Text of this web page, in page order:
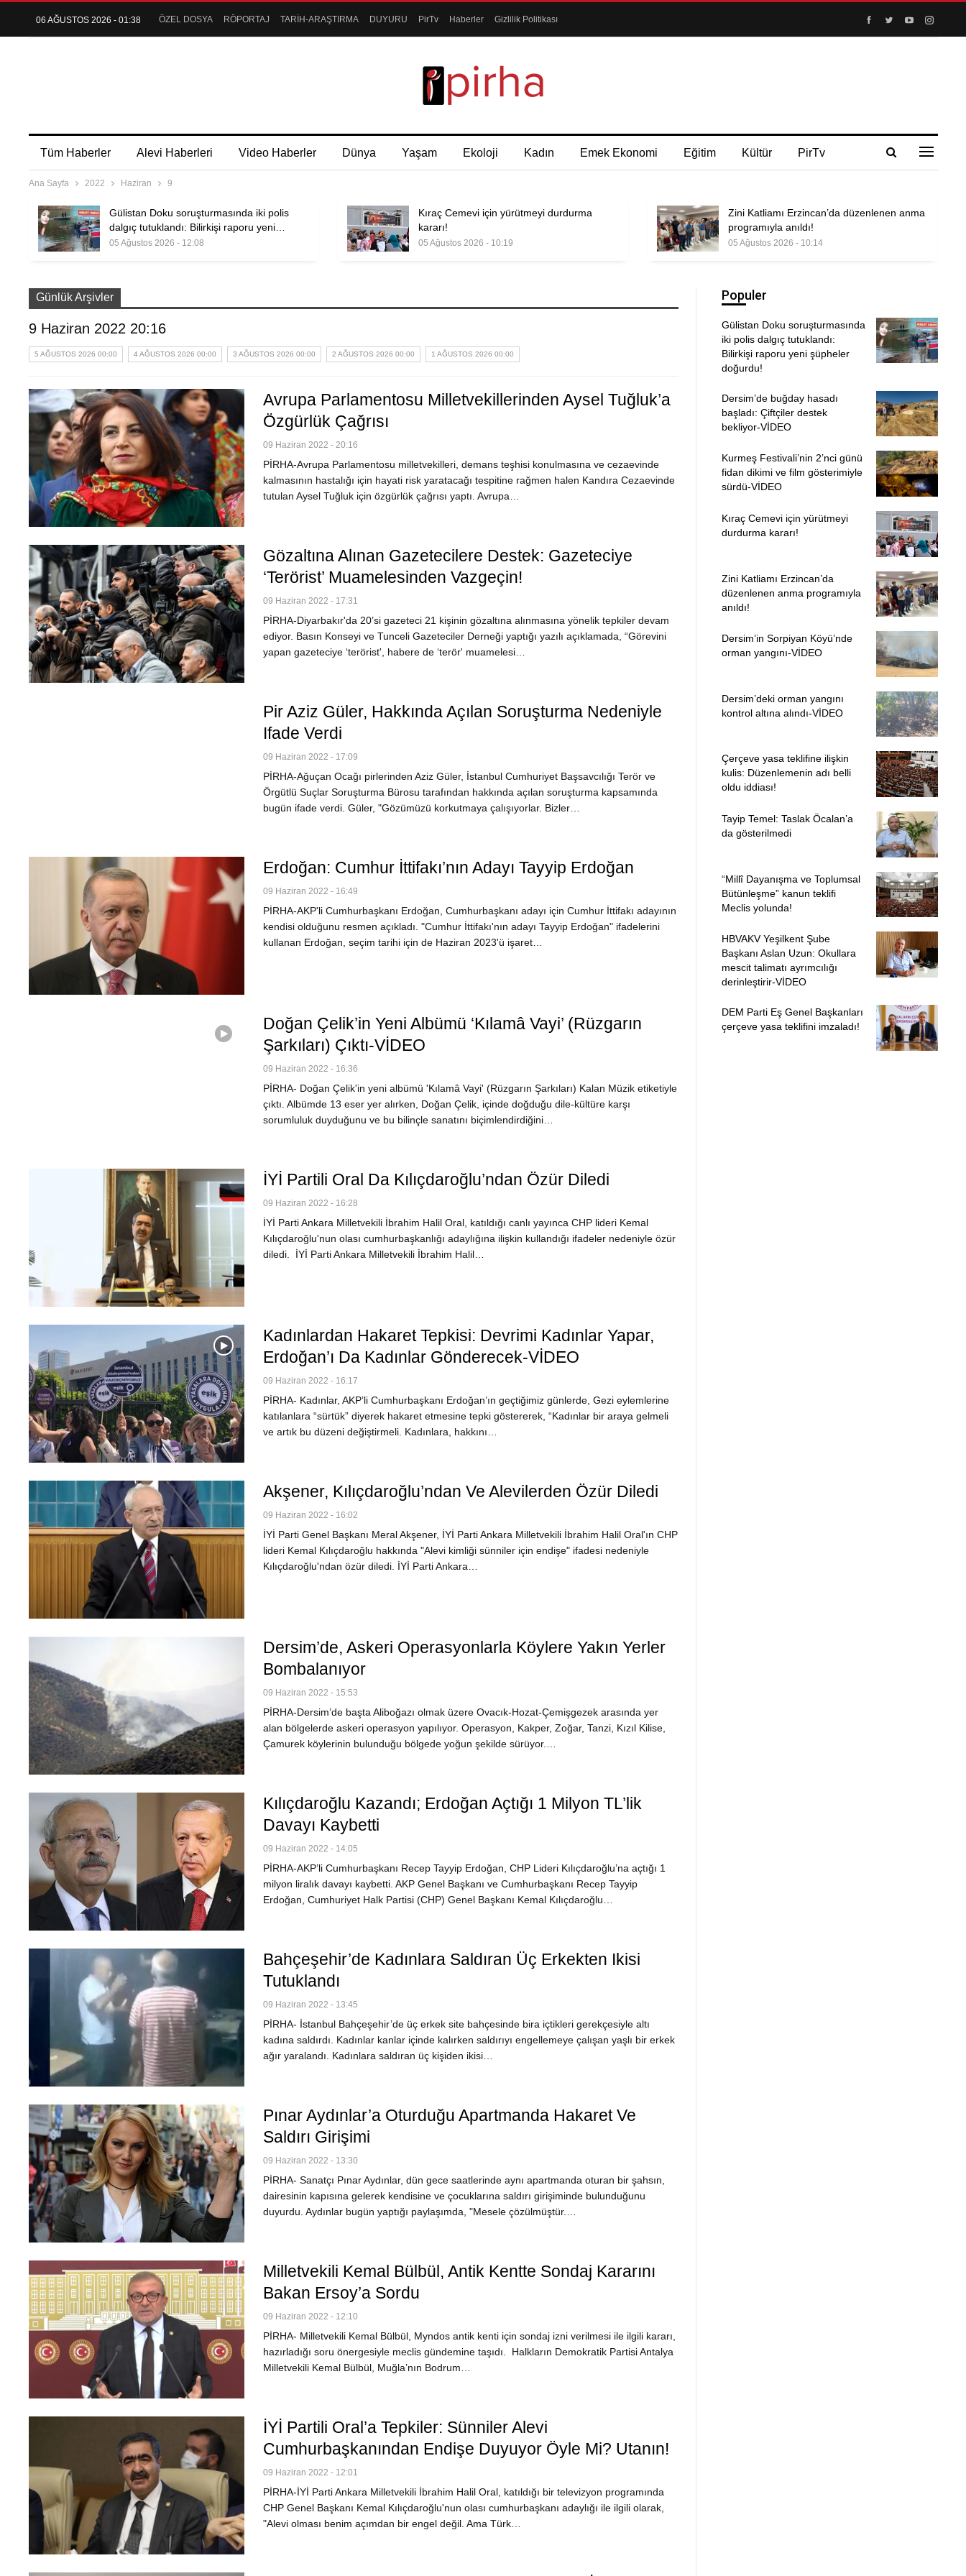
06 AĞUSTOS 2026 - 01:38 ÖZEL DOSYA RÖPORTAJ TARİH-ARAŞTIRMA DUYURU PirTv Haberler Gizlilik Politikası
Tüm Haberler Alevi Haberleri Video Haberler Dünya Yaşam Ekoloji Kadın Emek Ekonomi Eğitim Kültür PirTv
Ana Sayfa 2022 Haziran 9
Gülistan Doku soruşturmasında iki polis
dalgıç tutuklandı: Bilirkişi raporu yeni…
05 Ağustos 2026 - 12:08
Kıraç Cemevi için yürütmeyi durdurma
kararı!
05 Ağustos 2026 - 10:19
Zini Katliamı Erzincan’da düzenlenen anma
programıyla anıldı!
05 Ağustos 2026 - 10:14
Günlük Arşivler
9 Haziran 2022 20:16
5 AĞUSTOS 2026 00:00 4 AĞUSTOS 2026 00:00 3 AĞUSTOS 2026 00:00 2 AĞUSTOS 2026 00:00 1 AĞUSTOS 2026 00:00
Avrupa Parlamentosu Milletvekillerinden Aysel Tuğluk’a
Özgürlük Çağrısı
09 Haziran 2022 - 20:16
PİRHA-Avrupa Parlamentosu milletvekilleri, demans teşhisi konulmasına ve cezaevinde
kalmasının hastalığı için hayati risk yaratacağı tespitine rağmen halen Kandıra Cezaevinde
tutulan Aysel Tuğluk için özgürlük çağrısı yaptı. Avrupa…
Gözaltına Alınan Gazetecilere Destek: Gazeteciye
‘terörist’ Muamelesinden Vazgeçin!
09 Haziran 2022 - 17:31
PİRHA-Diyarbakır'da 20’si gazeteci 21 kişinin gözaltına alınmasına yönelik tepkiler devam
ediyor. Basın Konseyi ve Tunceli Gazeteciler Derneği yaptığı yazılı açıklamada, “Görevini
yapan gazeteciye ‘terörist', habere de ‘terör' muamelesi…
Pir Aziz Güler, Hakkında Açılan Soruşturma Nedeniyle
Ifade Verdi
09 Haziran 2022 - 17:09
PİRHA-Ağuçan Ocağı pirlerinden Aziz Güler, İstanbul Cumhuriyet Başsavcılığı Terör ve
Örgütlü Suçlar Soruşturma Bürosu tarafından hakkında açılan soruşturma kapsamında
bugün ifade verdi. Güler, "Gözümüzü korkutmaya çalışıyorlar. Bizler…
Erdoğan: Cumhur İttifakı’nın Adayı Tayyip Erdoğan
09 Haziran 2022 - 16:49
PİRHA-AKP'li Cumhurbaşkanı Erdoğan, Cumhurbaşkanı adayı için Cumhur İttifakı adayının
kendisi olduğunu resmen açıkladı. "Cumhur İttifakı'nın adayı Tayyip Erdoğan" ifadelerini
kullanan Erdoğan, seçim tarihi için de Haziran 2023'ü işaret…
Doğan Çelik’in Yeni Albümü ‘Kılamâ Vayi’ (Rüzgarın
Şarkıları) Çıktı-VİDEO
09 Haziran 2022 - 16:36
PİRHA- Doğan Çelik'in yeni albümü 'Kılamâ Vayi' (Rüzgarın Şarkıları) Kalan Müzik etiketiyle
çıktı. Albümde 13 eser yer alırken, Doğan Çelik, içinde doğduğu dile-kültüre karşı
sorumluluk duyduğunu ve bu bilinçle sanatını biçimlendirdiğini…
İYİ Partili Oral Da Kılıçdaroğlu’ndan Özür Diledi
09 Haziran 2022 - 16:28
İYİ Parti Ankara Milletvekili İbrahim Halil Oral, katıldığı canlı yayınca CHP lideri Kemal
Kılıçdaroğlu'nun olası cumhurbaşkanlığı adaylığına ilişkin kullandığı ifadeler nedeniyle özür
diledi. İYİ Parti Ankara Milletvekili İbrahim Halil…
Kadınlardan Hakaret Tepkisi: Devrimi Kadınlar Yapar,
Erdoğan’ı Da Kadınlar Gönderecek-VİDEO
09 Haziran 2022 - 16:17
PİRHA- Kadınlar, AKP’li Cumhurbaşkanı Erdoğan’ın geçtiğimiz günlerde, Gezi eylemlerine
katılanlara “sürtük” diyerek hakaret etmesine tepki göstererek, “Kadınlar bir araya gelmeli
ve artık bu düzeni değiştirmeli. Kadınlara, hakkını…
Akşener, Kılıçdaroğlu’ndan Ve Alevilerden Özür Diledi
09 Haziran 2022 - 16:02
İYİ Parti Genel Başkanı Meral Akşener, İYİ Parti Ankara Milletvekili İbrahim Halil Oral'ın CHP
lideri Kemal Kılıçdaroğlu hakkında "Alevi kimliği sünniler için endişe" ifadesi nedeniyle
Kılıçdaroğlu'ndan özür diledi. İYİ Parti Ankara…
Dersim’de, Askeri Operasyonlarla Köylere Yakın Yerler
Bombalanıyor
09 Haziran 2022 - 15:53
PİRHA-Dersim’de başta Aliboğazı olmak üzere Ovacık-Hozat-Çemişgezek arasında yer
alan bölgelerde askeri operasyon yapılıyor. Operasyon, Kakper, Zoğar, Tanzi, Kızıl Kilise,
Çamurek köylerinin bulunduğu bölgede yoğun şekilde sürüyor.…
Kılıçdaroğlu Kazandı; Erdoğan Açtığı 1 Milyon TL’lik
Davayı Kaybetti
09 Haziran 2022 - 14:05
PİRHA-AKP’li Cumhurbaşkanı Recep Tayyip Erdoğan, CHP Lideri Kılıçdaroğlu’na açtığı 1
milyon liralık davayı kaybetti. AKP Genel Başkanı ve Cumhurbaşkanı Recep Tayyip
Erdoğan, Cumhuriyet Halk Partisi (CHP) Genel Başkanı Kemal Kılıçdaroğlu…
Bahçeşehir’de Kadınlara Saldıran Üç Erkekten Ikisi
Tutuklandı
09 Haziran 2022 - 13:45
PİRHA- İstanbul Bahçeşehir’de üç erkek site bahçesinde bira içtikleri gerekçesiyle altı
kadına saldırdı. Kadınlar kanlar içinde kalırken saldırıyı engellemeye çalışan yaşlı bir erkek
ağır yaralandı. Kadınlara saldıran üç kişiden ikisi…
Pınar Aydınlar’a Oturduğu Apartmanda Hakaret Ve
Saldırı Girişimi
09 Haziran 2022 - 13:30
PİRHA- Sanatçı Pınar Aydınlar, dün gece saatlerinde aynı apartmanda oturan bir şahsın,
dairesinin kapısına gelerek kendisine ve çocuklarına saldırı girişiminde bulunduğunu
duyurdu. Aydınlar bugün yaptığı paylaşımda, "Mesele çözülmüştür.…
Milletvekili Kemal Bülbül, Antik Kentte Sondaj Kararını
Bakan Ersoy’a Sordu
09 Haziran 2022 - 12:10
PİRHA- Milletvekili Kemal Bülbül, Myndos antik kenti için sondaj izni verilmesi ile ilgili kararı,
hazırladığı soru önergesiyle meclis gündemine taşıdı. Halkların Demokratik Partisi Antalya
Milletvekili Kemal Bülbül, Muğla’nın Bodrum…
İYİ Partili Oral’a Tepkiler: Sünniler Alevi
Cumhurbaşkanından Endişe Duyuyor Öyle Mi? Utanın!
09 Haziran 2022 - 12:01
PİRHA-İYİ Parti Ankara Milletvekili İbrahim Halil Oral, katıldığı bir televizyon programında
CHP Genel Başkanı Kemal Kılıçdaroğlu'nun olası cumhurbaşkanı adaylığı ile ilgili olarak,
"Alevi olması benim açımdan bir engel değil. Ama Türk…
Populer
Gülistan Doku soruşturmasında
iki polis dalgıç tutuklandı:
Bilirkişi raporu yeni şüpheler
doğurdu!
Dersim’de buğday hasadı
başladı: Çiftçiler destek
bekliyor-VİDEO
Kurmeş Festivali’nin 2’nci günü
fidan dikimi ve film gösterimiyle
sürdü-VİDEO
Kıraç Cemevi için yürütmeyi
durdurma kararı!
Zini Katliamı Erzincan’da
düzenlenen anma programıyla
anıldı!
Dersim’in Sorpiyan Köyü’nde
orman yangını-VİDEO
Dersim’deki orman yangını
kontrol altına alındı-VİDEO
Çerçeve yasa teklifine ilişkin
kulis: Düzenlemenin adı belli
oldu iddiası!
Tayip Temel: Taslak Öcalan’a
da gösterilmedi
“Millî Dayanışma ve Toplumsal
Bütünleşme” kanun teklifi
Meclis yolunda!
HBVAKV Yeşilkent Şube
Başkanı Aslan Uzun: Okullara
mescit talimatı ayrımcılığı
derinleştirir-VİDEO
DEM Parti Eş Genel Başkanları
çerçeve yasa teklifini imzaladı!